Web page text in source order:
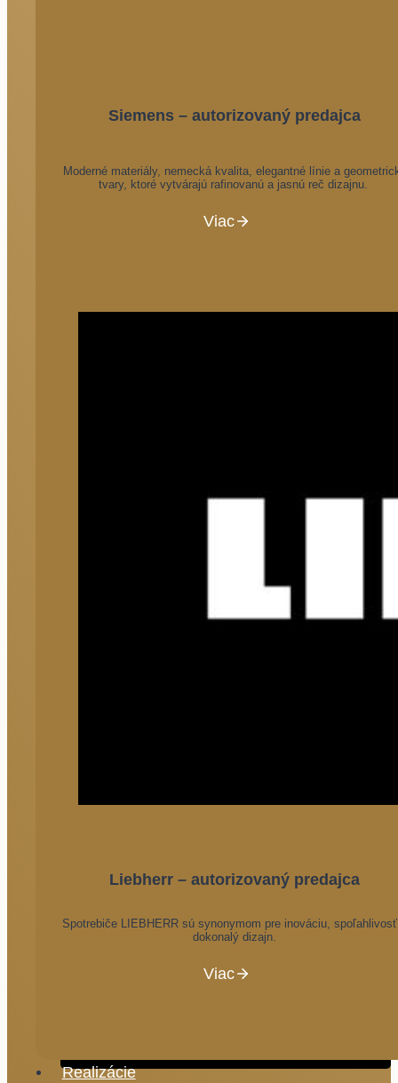
Siemens – autorizovaný predajca
Moderné materiály, nemecká kvalita, elegantné línie a
tvary, ktoré vytvárajú rafinovanú a jasnú reč dizajnu.
Viac
Liebherr – autorizovaný predajca
Spotrebiče LIEBHERR sú synonymom pre inováciu,
dokonalý dizajn.
Viac
Realizácie